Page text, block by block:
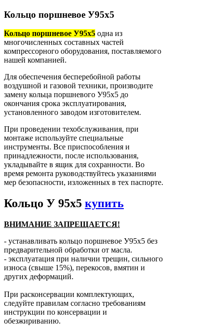
Кольцо поршневое У95х5
Кольцо поршневое У95х5 одна из
многочисленных составных частей
компрессорного оборудования, поставляемого
нашей компанией.
Для обеспечения бесперебойной работы
воздушной и газовой техники, производите
замену кольца поршневого У95х5 до
окончания срока эксплуатирования,
установленного заводом изготовителем.
При проведении техобслуживания, при
монтаже используйте специальные
инструменты. Все приспособления и
принадлежности, после использования,
укладывайте в ящик для сохранности. Во
время ремонта руководствуйтесь указаниями
мер безопасности, изложенных в тех паспорте.
Кольцо У 95х5 купить
ВНИМАНИЕ ЗАПРЕЩАЕТСЯ!
- устанавливать кольцо поршневое У95х5 без
предварительной обработки от масла.
- эксплуатация при наличии трещин, сильного
износа (свыше 15%), перекосов, вмятин и
других деформаций.
При расконсервации комплектующих,
следуйте правилам согласно требованиям
инструкции по консервации и
обезжириванию.